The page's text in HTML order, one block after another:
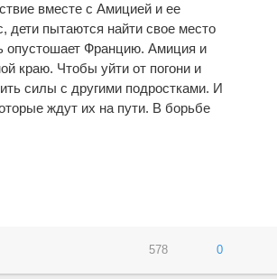
вместе с Амицией и ее
пытаются найти свое место
опустошает Францию. Амиция и
краю. Чтобы уйти от погони и
силы с другими подростками. И
ждут их на пути. В борьбе
578 0